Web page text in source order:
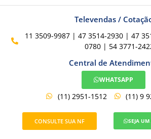
Televendas /
11 3509-9987 | 47 3514-2930 | 47
0780 | 54 3771-
Central de
WHATSAPP
(11) 2951-1512 (11) 9
CONSULTE SUA NF SEJA UM